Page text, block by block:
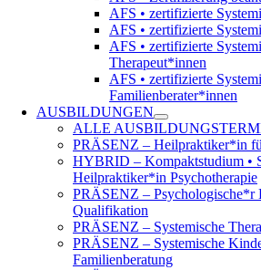
AFS • zertifizierte
AFS • zertifizierte
AFS • zertifizierte
Therapeut*innen
AFS • zertifizierte
Familienberater*innen
AUSBILDUNGEN
ALLE
PRÄSENZ – Heilpraktiker*in
HYBRID – Kompaktstudium •
Heilpraktiker*in Psychotherapie
PRÄSENZ – Psychologische*r
Qualifikation
PRÄSENZ – Systemische
PRÄSENZ – Systemische
Familienberatung